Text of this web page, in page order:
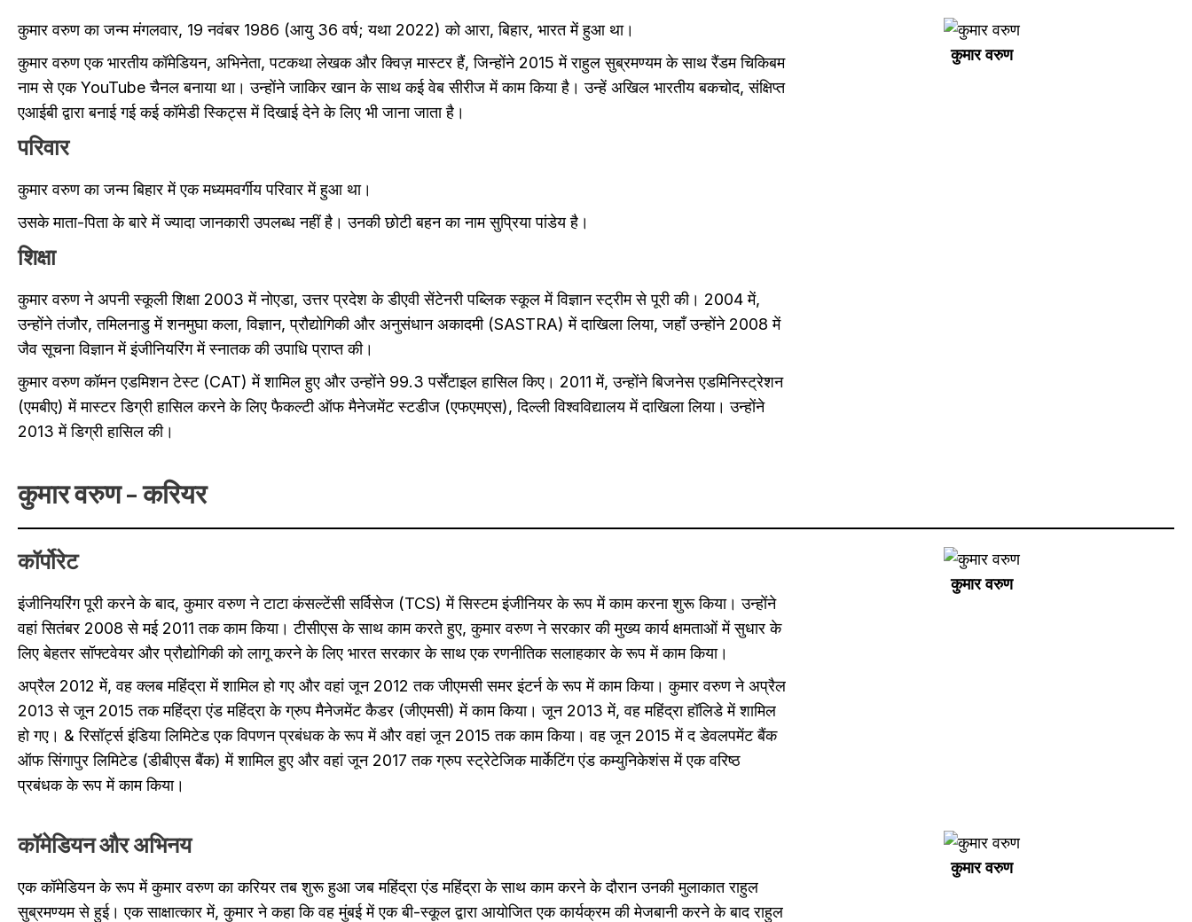
कुमार वरुण का जन्म मंगलवार, 19 नवंबर 1986 (आयु 36 वर्ष; यथा 2022) को आरा, बिहार, भारत में हुआ था।
कुमार वरुण एक भारतीय कॉमेडियन, अभिनेता, पटकथा लेखक और क्विज़ मास्टर हैं, जिन्होंने 2015 में राहुल सुब्रमण्यम के साथ रैंडम चिकिबम
नाम से एक YouTube चैनल बनाया था। उन्होंने जाकिर खान के साथ कई वेब सीरीज में काम किया है। उन्हें अखिल भारतीय बकचोद, संक्षिप्त
एआईबी द्वारा बनाई गई कई कॉमेडी स्किट्स में दिखाई देने के लिए भी जाना जाता है।
परिवार
कुमार वरुण का जन्म बिहार में एक मध्यमवर्गीय परिवार में हुआ था।
उसके माता-पिता के बारे में ज्यादा जानकारी उपलब्ध नहीं है। उनकी छोटी बहन का नाम सुप्रिया पांडेय है।
शिक्षा
कुमार वरुण ने अपनी स्कूली शिक्षा 2003 में नोएडा, उत्तर प्रदेश के डीएवी सेंटेनरी पब्लिक स्कूल में विज्ञान स्ट्रीम से पूरी की। 2004 में,
उन्होंने तंजौर, तमिलनाडु में शनमुघा कला, विज्ञान, प्रौद्योगिकी और अनुसंधान अकादमी (SASTRA) में दाखिला लिया, जहाँ उन्होंने 2008 में
जैव सूचना विज्ञान में इंजीनियरिंग में स्नातक की उपाधि प्राप्त की।
कुमार वरुण कॉमन एडमिशन टेस्ट (CAT) में शामिल हुए और उन्होंने 99.3 पर्सेंटाइल हासिल किए। 2011 में, उन्होंने बिजनेस एडमिनिस्ट्रेशन
(एमबीए) में मास्टर डिग्री हासिल करने के लिए फैकल्टी ऑफ मैनेजमेंट स्टडीज (एफएमएस), दिल्ली विश्वविद्यालय में दाखिला लिया। उन्होंने
2013 में डिग्री हासिल की।
कुमार वरुण
कुमार वरुण –करियर
कॉर्पोरेट
इंजीनियरिंग पूरी करने के बाद, कुमार वरुण ने टाटा कंसल्टेंसी सर्विसेज (TCS) में सिस्टम इंजीनियर के रूप में काम करना शुरू किया। उन्होंने
वहां सितंबर 2008 से मई 2011 तक काम किया। टीसीएस के साथ काम करते हुए, कुमार वरुण ने सरकार की मुख्य कार्य क्षमताओं में सुधार के
लिए बेहतर सॉफ्टवेयर और प्रौद्योगिकी को लागू करने के लिए भारत सरकार के साथ एक रणनीतिक सलाहकार के रूप में काम किया।
अप्रैल 2012 में, वह क्लब महिंद्रा में शामिल हो गए और वहां जून 2012 तक जीएमसी समर इंटर्न के रूप में काम किया। कुमार वरुण ने अप्रैल
2013 से जून 2015 तक महिंद्रा एंड महिंद्रा के ग्रुप मैनेजमेंट कैडर (जीएमसी) में काम किया। जून 2013 में, वह महिंद्रा हॉलिडे में शामिल
हो गए। & रिसॉर्ट्स इंडिया लिमिटेड एक विपणन प्रबंधक के रूप में और वहां जून 2015 तक काम किया। वह जून 2015 में द डेवलपमेंट बैंक
ऑफ सिंगापुर लिमिटेड (डीबीएस बैंक) में शामिल हुए और वहां जून 2017 तक ग्रुप स्ट्रेटेजिक मार्केटिंग एंड कम्युनिकेशंस में एक वरिष्ठ
प्रबंधक के रूप में काम किया।
कुमार वरुण
कॉमेडियन और अभिनय
एक कॉमेडियन के रूप में कुमार वरुण का करियर तब शुरू हुआ जब महिंद्रा एंड महिंद्रा के साथ काम करने के दौरान उनकी मुलाकात राहुल
सुब्रमण्यम से हुई। एक साक्षात्कार में, कुमार ने कहा कि वह मुंबई में एक बी-स्कूल द्वारा आयोजित एक कार्यक्रम की मेजबानी करने के बाद राहुल
कुमार वरुण